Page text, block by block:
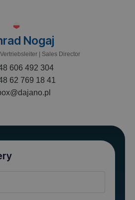
Nogaj
| Sales Director
606 492 304
62 769 18 41